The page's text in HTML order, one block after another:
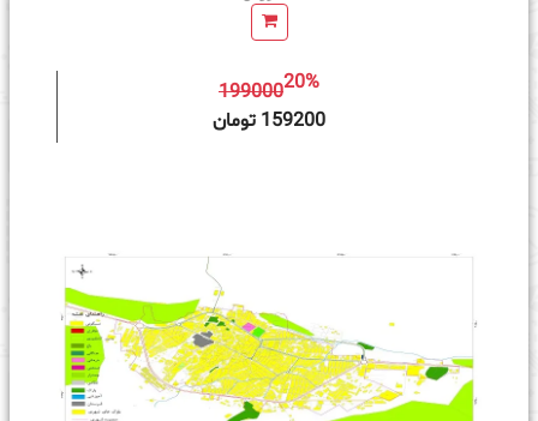
19900020%
159200 تومان